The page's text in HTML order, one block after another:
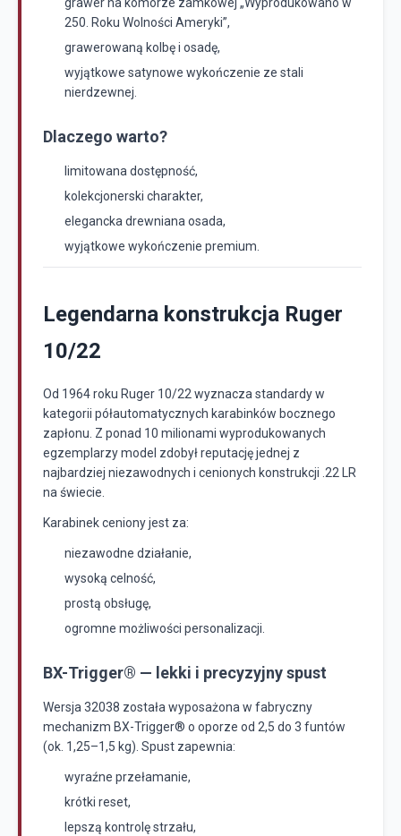
250. Roku Wolności Ameryki”,
grawerowaną kolbę i osadę,
wyjątkowe satynowe wykończenie ze stali
nierdzewnej.
Dlaczego warto?
limitowana dostępność,
kolekcjonerski charakter,
elegancka drewniana osada,
wyjątkowe wykończenie premium.
Legendarna konstrukcja Ruger
10/22
Od 1964 roku Ruger 10/22 wyznacza standardy w
kategorii półautomatycznych karabinków bocznego
zapłonu. Z ponad 10 milionami wyprodukowanych
egzemplarzy model zdobył reputację jednej z
najbardziej niezawodnych i cenionych konstrukcji .22 LR
na świecie.
Karabinek ceniony jest za:
niezawodne działanie,
wysoką celność,
prostą obsługę,
ogromne możliwości personalizacji.
BX-Trigger® — lekki i precyzyjny spust
Wersja 32038 została wyposażona w fabryczny
mechanizm BX-Trigger® o oporze od 2,5 do 3 funtów
(ok. 1,25–1,5 kg). Spust zapewnia:
wyraźne przełamanie,
krótki reset,
lepszą kontrolę strzału,